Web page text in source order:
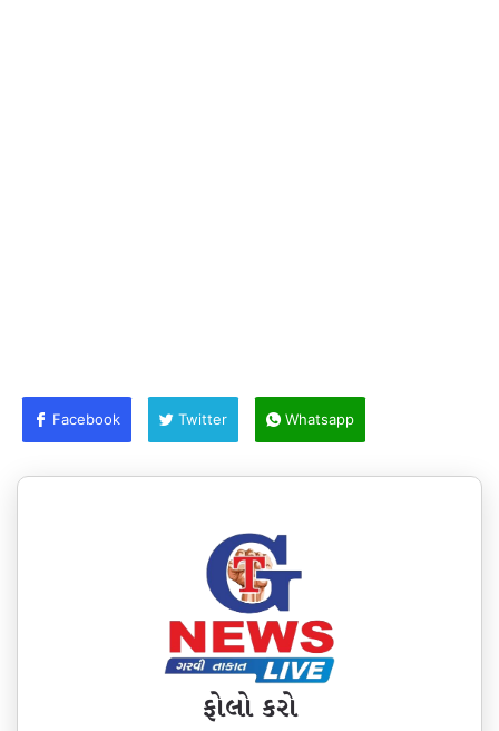
Facebook Twitter Whatsapp
ફોલો કરો